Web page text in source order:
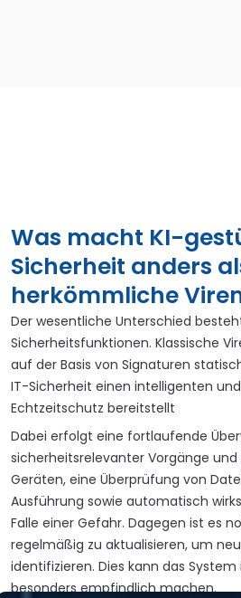
Was macht KI-
Sicherheit anders
herkömmliche
Der wesentliche Unterschied
Sicherheitsfunktionen. Klassische
auf der Basis von Signaturen
IT-Sicherheit einen intelligenten
Echtzeitschutz bereitstellt
Dabei erfolgt eine fortlaufende
sicherheitsrelevanter Vorgänge
Geräten, eine Überprüfung von
Ausführung sowie automatisch
Falle einer Gefahr. Dagegen ist es
regelmäßig zu aktualisieren, um
identifizieren. Dies kann das
besonders empfindlich machen.